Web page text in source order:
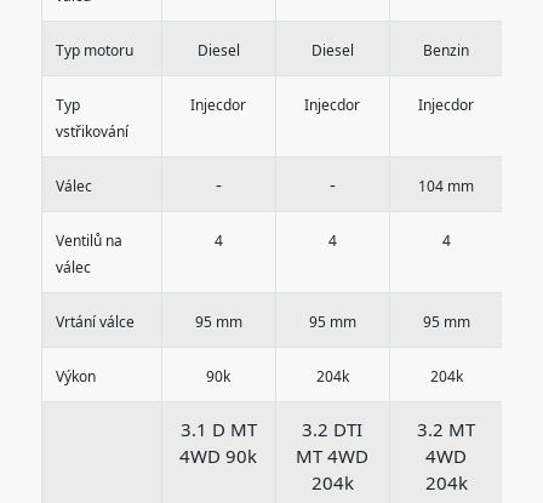
Typ motoru Diesel Diesel Benzin
Typ
vstřikování
Injecdor Injecdor Injecdor
Válec - - 104 mm
Ventilů na
válec
4 4 4
Vrtání válce 95 mm 95 mm 95 mm
Výkon 90k 204k 204k
3.1 D MT
4WD 90k
3.2 DTI
MT 4WD
204k
3.2 MT
4WD
204k